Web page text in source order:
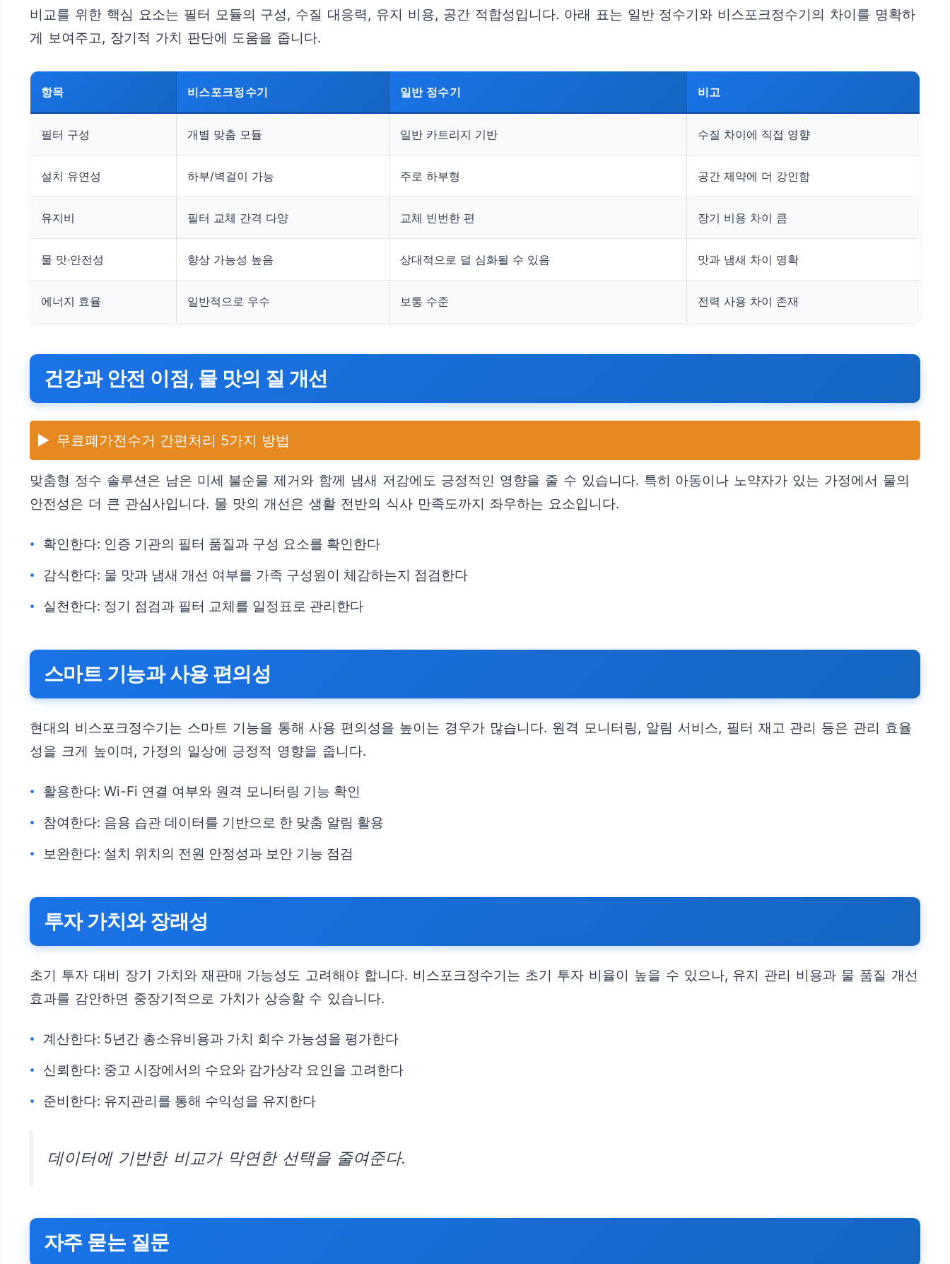
비교를 위한 핵심 요소는 필터 모듈의 구성, 수질 대응력, 유지 비용, 공간 적합성입니다. 아래 표는 일반 정수기와 비스포크정수기의 차이를 명확하
게 보여주고, 장기적 가치 판단에 도움을 줍니다.
항목 비스포크정수기 일반 정수기 비고
필터 구성 개별 맞춤 모듈 일반 카트리지 기반 수질 차이에 직접 영향
설치 유연성 하부/벽걸이 가능 주로 하부형 공간 제약에 더 강인함
유지비 필터 교체 간격 다양 교체 빈번한 편 장기 비용 차이 큼
물 맛·안전성 향상 가능성 높음 상대적으로 덜 심화될 수 있음 맛과 냄새 차이 명확
에너지 효율 일반적으로 우수 보통 수준 전력 사용 차이 존재
건강과 안전 이점, 물 맛의 질 개선
▶️ 무료폐가전수거 간편처리 5가지 방법
맞춤형 정수 솔루션은 남은 미세 불순물 제거와 함께 냄새 저감에도 긍정적인 영향을 줄 수 있습니다. 특히 아동이나 노약자가 있는 가정에서 물의
안전성은 더 큰 관심사입니다. 물 맛의 개선은 생활 전반의 식사 만족도까지 좌우하는 요소입니다.
확인한다: 인증 기관의 필터 품질과 구성 요소를 확인한다
감식한다: 물 맛과 냄새 개선 여부를 가족 구성원이 체감하는지 점검한다
실천한다: 정기 점검과 필터 교체를 일정표로 관리한다
스마트 기능과 사용 편의성
현대의 비스포크정수기는 스마트 기능을 통해 사용 편의성을 높이는 경우가 많습니다. 원격 모니터링, 알림 서비스, 필터 재고 관리 등은 관리 효율
성을 크게 높이며, 가정의 일상에 긍정적 영향을 줍니다.
활용한다: Wi-Fi 연결 여부와 원격 모니터링 기능 확인
참여한다: 음용 습관 데이터를 기반으로 한 맞춤 알림 활용
보완한다: 설치 위치의 전원 안정성과 보안 기능 점검
투자 가치와 장래성
초기 투자 대비 장기 가치와 재판매 가능성도 고려해야 합니다. 비스포크정수기는 초기 투자 비율이 높을 수 있으나, 유지 관리 비용과 물 품질 개선
효과를 감안하면 중장기적으로 가치가 상승할 수 있습니다.
계산한다: 5년간 총소유비용과 가치 회수 가능성을 평가한다
신뢰한다: 중고 시장에서의 수요와 감가상각 요인을 고려한다
준비한다: 유지관리를 통해 수익성을 유지한다
데이터에 기반한 비교가 막연한 선택을 줄여준다.
자주 묻는 질문